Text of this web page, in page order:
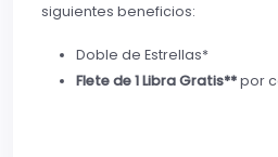
siguientes beneficios:
Doble de Estrellas*
Flete de 1 Libra Gratis**por